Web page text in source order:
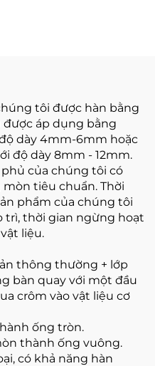
tôi được hàn bằng
áp dụng bằng
dày 4mm-6mm hoặc
độ dày 8mm - 12mm.
của chúng tôi có
mòn tiêu chuẩn. Thời
phẩm của chúng tôi
trì, thời gian ngừng hoạt
liệu.
thông thường + lớp
bàn quay với một đầu
crôm vào vật liệu cơ
ống tròn.
thành ống vuông.
có khả năng hàn